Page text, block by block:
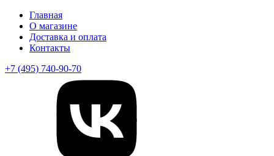
Главная
О магазине
Доставка и оплата
Контакты
+7 (495) 740-90-70